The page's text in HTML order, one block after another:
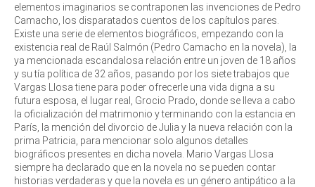
elementos imaginarios se contraponen las invenciones de Pedro
Camacho, los disparatados cuentos de los capítulos pares.
Existe una serie de elementos biográficos, empezando con la
existencia real de Raúl Salmón (Pedro Camacho en la novela), la
ya mencionada escandalosa relación entre un joven de 18 años
y su tía política de 32 años, pasando por los siete trabajos que
Vargas Llosa tiene para poder ofrecerle una vida digna a su
futura esposa, el lugar real, Grocio Prado, donde se lleva a cabo
la oficialización del matrimonio y terminando con la estancia en
París, la mención del divorcio de Julia y la nueva relación con la
prima Patricia, para mencionar solo algunos detalles
biográficos presentes en dicha novela. Mario Vargas Llosa
siempre ha declarado que en la novela no se pueden contar
historias verdaderas y que la novela es un género antipático a la